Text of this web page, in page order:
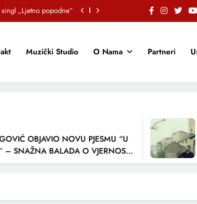
„Ljetno popodne“
NA DOBRE NAVIKE
NA DOBRE NAVIKE
Muzički Studio O Nama Partneri
OBJAVIO NOVU PJESMU “U
– SNAŽNA BALADA O VJERNOSTI,
KOJE NAS MIJENJA